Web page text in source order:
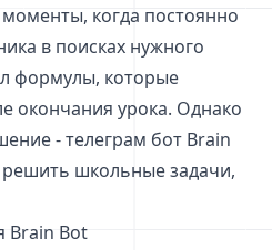
когда постоянно
в поисках нужного
формулы, которые
окончания урока. Однако
- телеграм бот Brain
школьные задачи,
Brain Bot